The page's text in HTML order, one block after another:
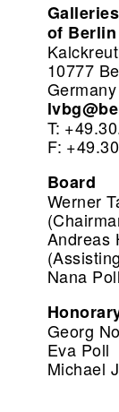
of Berlin
10777
Germany
T:
F:
Board
Werner
Andreas
Nana Poll
Georg
Eva Poll
Michael